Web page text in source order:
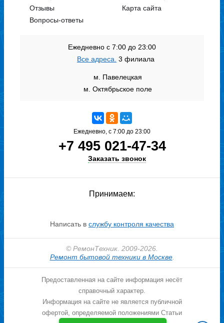
Узнаем симптомы и указываем
предварительную цену
диагностику и называет итоговую цену
После ремонта мастер запускает
Вы получаете квитанцию с гарантией на
Отзывы
Вопросы-ответы
Карта сайта
Ежедневно с 7:00 до 23:00
Все адреса. 3 филиала
м. Павелецкая
м. Октябрьское поле
Ежедневно, с 7:00 до 23:00
+7 495 021-47-34
Заказать звонок
Принимаем:
Написать в службу контроля качества
© РемонТехник. 2009-2026.
Ремонт бытовой техники в Москве.
Предоставленная на сайте информация несёт
справочный характер.
Информация на сайте не является публичной
офертой, определяемой положениями Статьи